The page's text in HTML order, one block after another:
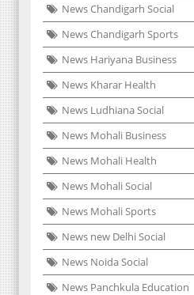
News Chandigarh Social
News Chandigarh Sports
News Hariyana Business
News Kharar Health
News Ludhiana Social
News Mohali Business
News Mohali Health
News Mohali Social
News Mohali Sports
News new Delhi Social
News Noida Social
News Panchkula Education